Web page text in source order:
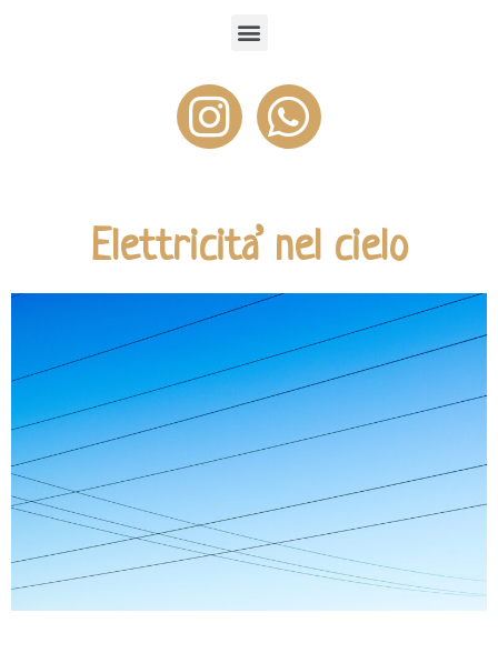
Elettricita’ nel cielo